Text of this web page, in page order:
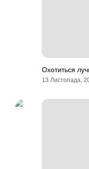
Охотиться
13 Листопада,